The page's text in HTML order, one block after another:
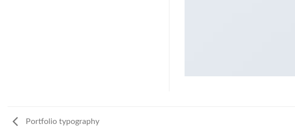
Portfolio typography